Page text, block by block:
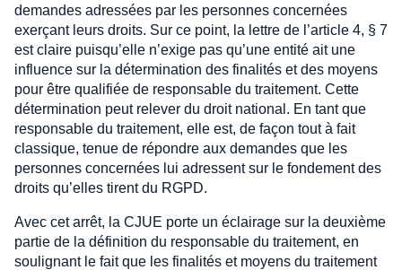
demandes adressées par les personnes concernées
exerçant leurs droits. Sur ce point, la lettre de l’article 4, § 7
est claire puisqu’elle n’exige pas qu’une entité ait une
influence sur la détermination des finalités et des moyens
pour être qualifiée de responsable du traitement. Cette
détermination peut relever du droit national. En tant que
responsable du traitement, elle est, de façon tout à fait
classique, tenue de répondre aux demandes que les
personnes concernées lui adressent sur le fondement des
droits qu’elles tirent du RGPD.
Avec cet arrêt, la CJUE porte un éclairage sur la deuxième
partie de la définition du responsable du traitement, en
soulignant le fait que les finalités et moyens du traitement